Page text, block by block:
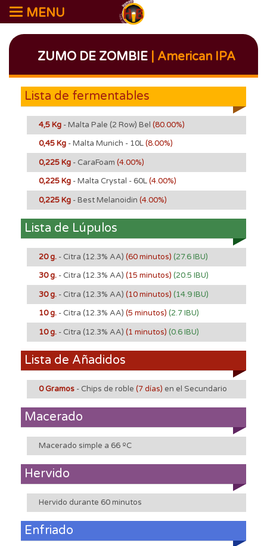
MENU
ZUMO DE ZOMBIE | American IPA
Lista de fermentables
4,5 Kg - Malta Pale (2 Row) Bel (80.00%)
0,45 Kg - Malta Munich - 10L(8.00%)
0,225 Kg - CaraFoam (4.00%)
0,225 Kg - Malta Crystal - 60L(4.00%)
0,225 Kg - Best Melanoidin (4.00%)
Lista de Lúpulos
20 g. - Citra (12.3% AA) (60 minutos) (27.6 IBU)
30 g. - Citra (12.3% AA) (15 minutos) (20.5 IBU)
30 g. - Citra (12.3% AA) (10 minutos) (14.9 IBU)
10 g. - Citra (12.3% AA) (5 minutos) (2.7 IBU)
10 g. - Citra (12.3% AA) (1 minutos) (0.6 IBU)
Lista de Añadidos
0 Gramos - Chips de roble (7 días) en el Secundario
Macerado
Macerado simple a 66 ºC
Hervido
Hervido durante 60 minutos
Enfriado